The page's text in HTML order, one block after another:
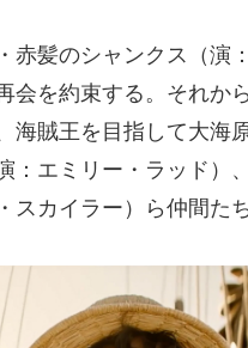
髪のシャンクス（演
会を約束する。それか
海賊王を目指して大海
：エミリー・ラッド）
スカイラー）ら仲間た